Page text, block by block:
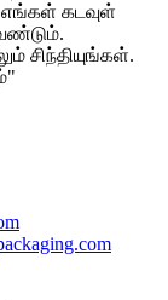
கடவுள்
சிந்தியுங்கள்.